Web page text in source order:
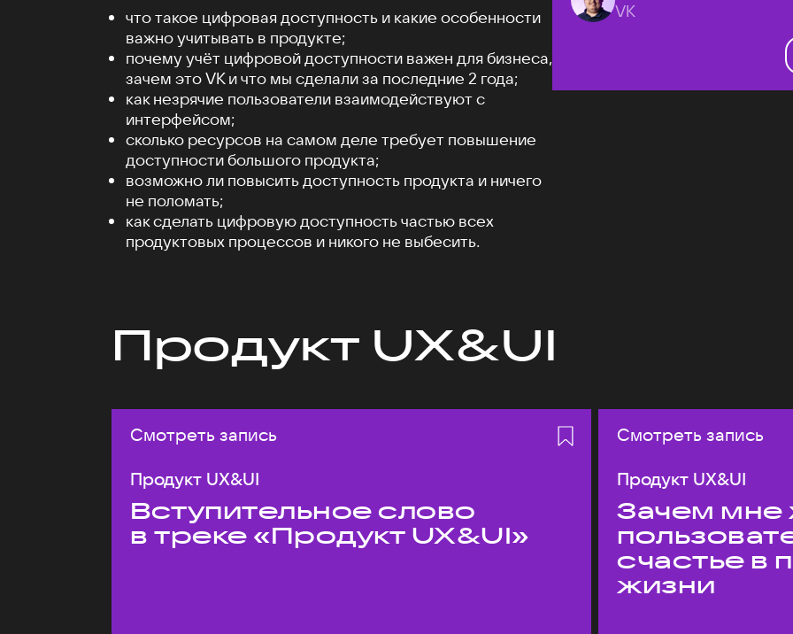
что такое цифровая доступность и какие особенности
важно учитывать в продукте;
почему учёт цифровой доступности важен для бизнеса,
зачем это VK и что мы сделали за последние 2 года;
как незрячие пользователи взаимодействуют с
интерфейсом;
сколько ресурсов на самом деле требует повышение
доступности большого продукта;
возможно ли повысить доступность продукта и ничего
не поломать;
как сделать цифровую доступность частью всех
продуктовых процессов и никого не выбесить.
VK
Продукт UX&UI
Смотреть запись
Продукт UX&UI
Вступительное слово
в треке «Продукт UX&UI»
Смотреть запись
Продукт UX&UI
Зачем мне
счастье в
жизни